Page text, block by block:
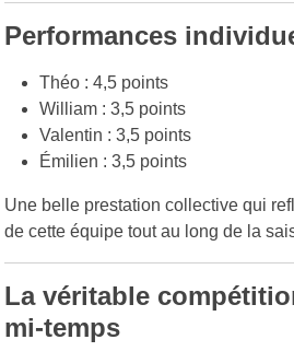
Performances
Théo : 4,5 points
William : 3,5 points
Valentin : 3,5 points
Émilien : 3,5 points
Une belle prestation collective qui
de cette équipe tout au long de la
La véritable
mi-temps